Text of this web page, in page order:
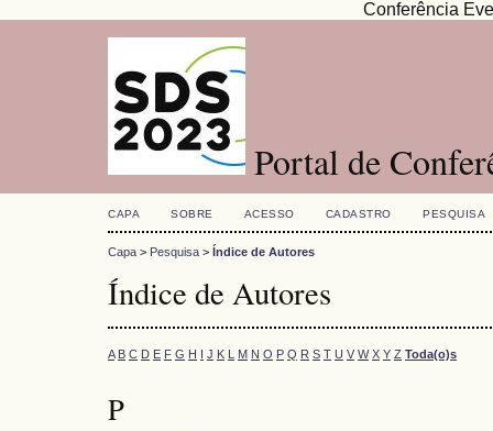
Conferência
Portal de
CAPA SOBRE ACESSO CADASTRO PESQUISA
Capa > Pesquisa > Índice de Autores
Índice de Autores
A B C D E F G H I J K L M N O P Q R S T U V W X Y Z Toda(o)s
P